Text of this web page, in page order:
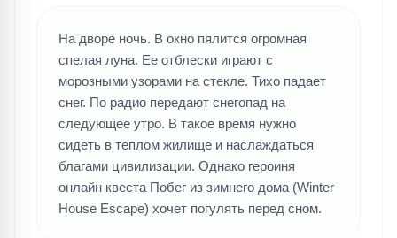
На дворе ночь. В окно пялится огромная
спелая луна. Ее отблески играют с
морозными узорами на стекле. Тихо падает
снег. По радио передают снегопад на
следующее утро. В такое время нужно
сидеть в теплом жилище и наслаждаться
благами цивилизации. Однако героиня
онлайн квеста Побег из зимнего дома (Winter
House Escape) хочет погулять перед сном.